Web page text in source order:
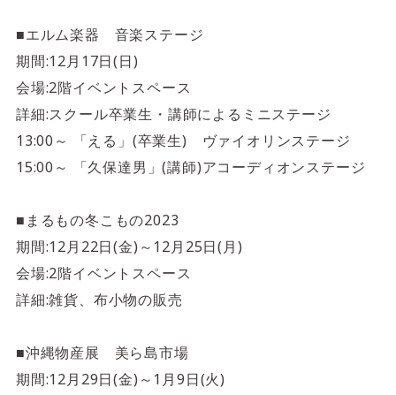
施設案内を見る
■エルム楽器 音楽ステージ
期間:12月17日(日)
会場:2階イベントスペース
詳細:スクール卒業生・講師によるミニステージ
13:00～ 「える」(卒業生) ヴァイオリンステージ
15:00～ 「久保達男」(講師)アコーディオンステージ
■まるもの冬こもの2023
期間:12月22日(金)～12月25日(月)
会場:2階イベントスペース
詳細:雑貨、布小物の販売
■沖縄物産展 美ら島市場
期間:12月29日(金)～1月9日(火)